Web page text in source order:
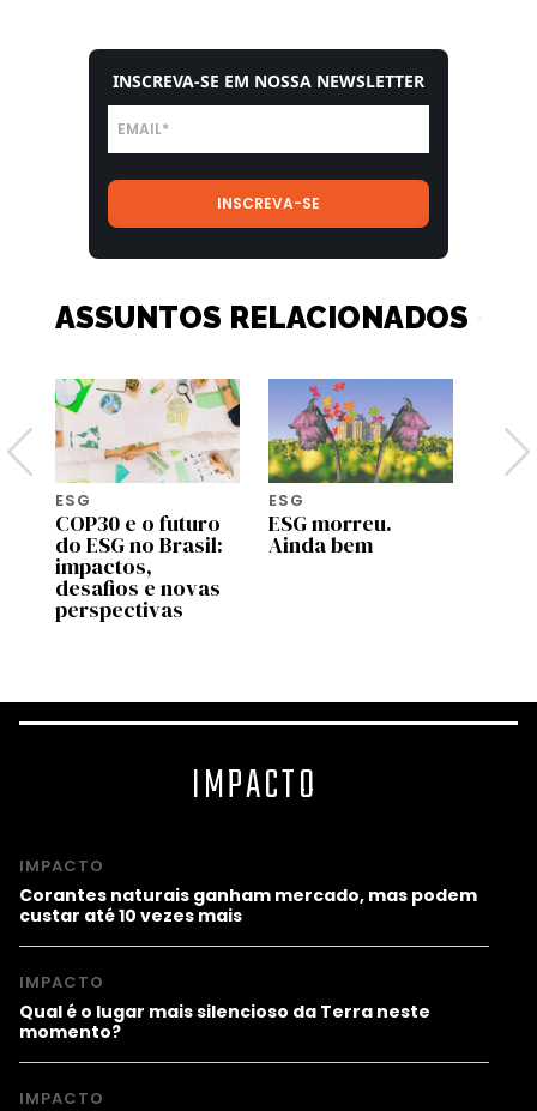
INSCREVA-SE EM NOSSA NEWSLETTER
ASSUNTOS RELACIONADOS
ESG
COP30 e o futuro
do ESG no Brasil:
impactos,
desafios e novas
perspectivas
ESG
ESG morreu.
Ainda bem
IMPACTO
IMPACTO
Corantes naturais ganham mercado, mas podem
custar até 10 vezes mais
IMPACTO
Qual é o lugar mais silencioso da Terra neste
momento?
IMPACTO